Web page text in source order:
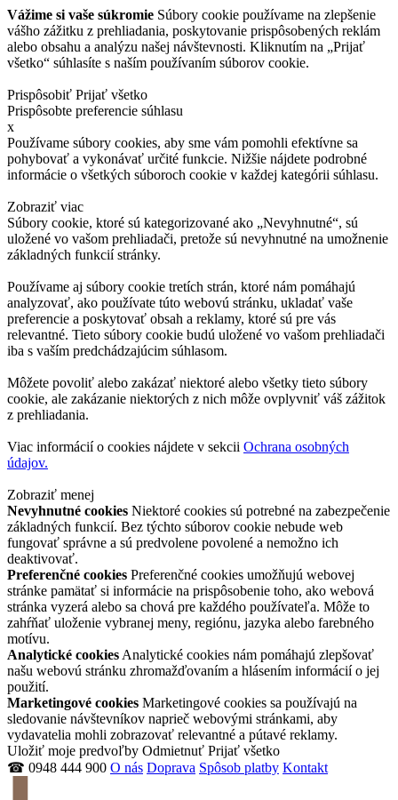
Vážime si vaše súkromie Súbory cookie používame na zlepšenie
vášho zážitku z prehliadania, poskytovanie prispôsobených reklám
alebo obsahu a analýzu našej návštevnosti. Kliknutím na „Prijať
všetko“ súhlasíte s naším používaním súborov cookie.
Prispôsobiť Prijať všetko
Prispôsobte preferencie súhlasu
x
Používame súbory cookies, aby sme vám pomohli efektívne sa
pohybovať a vykonávať určité funkcie. Nižšie nájdete podrobné
informácie o všetkých súboroch cookie v každej kategórii súhlasu.
Zobraziť viac
Súbory cookie, ktoré sú kategorizované ako „Nevyhnutné“, sú
uložené vo vašom prehliadači, pretože sú nevyhnutné na umožnenie
základných funkcií stránky.
Používame aj súbory cookie tretích strán, ktoré nám pomáhajú
analyzovať, ako používate túto webovú stránku, ukladať vaše
preferencie a poskytovať obsah a reklamy, ktoré sú pre vás
relevantné. Tieto súbory cookie budú uložené vo vašom prehliadači
iba s vaším predchádzajúcim súhlasom.
Môžete povoliť alebo zakázať niektoré alebo všetky tieto súbory
cookie, ale zakázanie niektorých z nich môže ovplyvniť váš zážitok
z prehliadania.
Viac informácií o cookies nájdete v sekcii Ochrana osobných
údajov.
Zobraziť menej
Nevyhnutné cookies Niektoré cookies sú potrebné na zabezpečenie
základných funkcií. Bez týchto súborov cookie nebude web
fungovať správne a sú predvolene povolené a nemožno ich
deaktivovať.
Preferenčné cookies Preferenčné cookies umožňujú webovej
stránke pamätať si informácie na prispôsobenie toho, ako webová
stránka vyzerá alebo sa chová pre každého používateľa. Môže to
zahŕňať uloženie vybranej meny, regiónu, jazyka alebo farebného
motívu.
Analytické cookies Analytické cookies nám pomáhajú zlepšovať
našu webovú stránku zhromažďovaním a hlásením informácií o jej
použití.
Marketingové cookies Marketingové cookies sa používajú na
sledovanie návštevníkov naprieč webovými stránkami, aby
vydavatelia mohli zobrazovať relevantné a pútavé reklamy.
Uložiť moje predvoľby Odmietnuť Prijať všetko
☎ 0948 444 900 O nás Doprava Spôsob platby Kontakt